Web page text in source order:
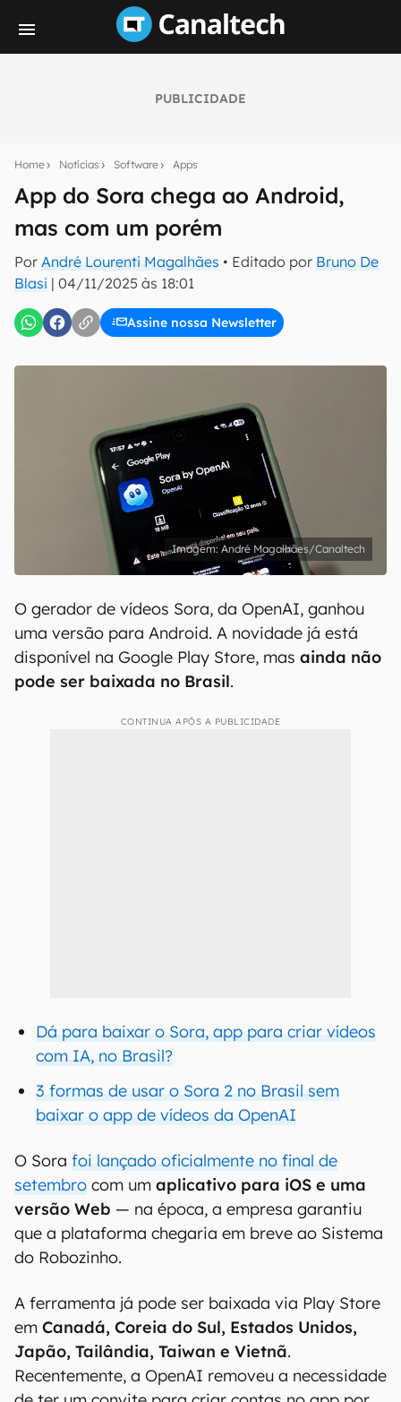
PUBLICIDADE
Home Notícias Software Apps
App do Sora chega ao Android,
mas com um porém
Por André Lourenti Magalhães • Editado por Bruno De
Blasi | 04/11/2025 às 18:01
Assine nossa Newsletter
notícias e reviews sobre tecnologia em primeira
mão.
E-mail
André Magalhães/Canaltech
O gerador de vídeos Sora, da OpenAI, ganhou
uma versão para Android. A novidade já está
disponível na Google Play Store, mas ainda não
pode ser baixada no Brasil.
CONTINUA APÓS A PUBLICIDADE
Dá para baixar o Sora, app para criar vídeos
com IA, no Brasil?
3 formas de usar o Sora 2 no Brasil sem
baixar o app de vídeos da OpenAI
O Sora foi lançado oficialmente no final de
setembro com um aplicativo para iOS e uma
versão Web — na época, a empresa garantiu
que a plataforma chegaria em breve ao Sistema
do Robozinho.
A ferramenta já pode ser baixada via Play Store
em Canadá, Coreia do Sul, Estados Unidos,
Japão, Tailândia, Taiwan e Vietnã.
Recentemente, a OpenAI removeu a necessidade